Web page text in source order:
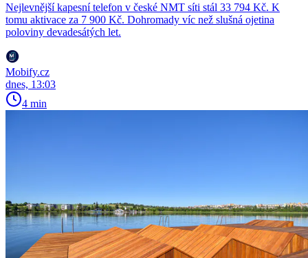
Nejlevnější kapesní telefon v české NMT síti stál 33 794 Kč. K
tomu aktivace za 7 900 Kč. Dohromady víc než slušná ojetina
poloviny devadesátých let.
Mobify.cz
dnes, 13:03
4 min